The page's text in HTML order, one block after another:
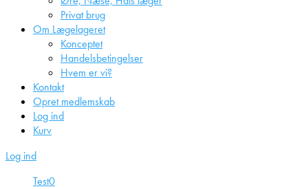
Privat brug
Om Lægelageret
Konceptet
Handelsbetingelser
Hvem er vi?
Kontakt
Opret medlemskab
Log ind
Kurv
Log ind
Test0